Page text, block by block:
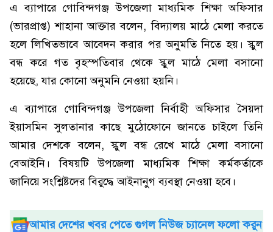
এ ব্যাপারে গোবিন্দগঞ্জ উপজেলা মাধ্যমিক শিক্ষা অফিসার
(ভারপ্রাপ্ত) শাহানা আক্তার বলেন, বিদ্যালয় মাঠে মেলা করতে
হলে লিখিতভাবে আবেদন করার পর অনুমতি নিতে হয়। স্কুল
বন্ধ করে গত বৃহস্পতিবার থেকে স্কুল মাঠে মেলা বসানো
হয়েছে, যার কোনো অনুমনি নেওয়া হয়নি।
এ ব্যাপারে গোবিন্দগঞ্জ উপজেলা নির্বাহী অফিসার সৈয়দা
ইয়াসমিন সুলতানার কাছে মুঠোফোনে জানতে চাইলে তিনি
আমার দেশকে বলেন, স্কুল বন্ধ রেখে মাঠে মেলা বসানো
বেআইনি। বিষয়টি উপজেলা মাধ্যমিক শিক্ষা কর্মকর্তাকে
জানিয়ে সংশ্লিষ্টদের বিরুদ্ধে আইনানুগ ব্যবস্থা নেওয়া হবে।
আমার দেশের খবর পেতে গুগল নিউজ চ্যানেল ফলো করুন